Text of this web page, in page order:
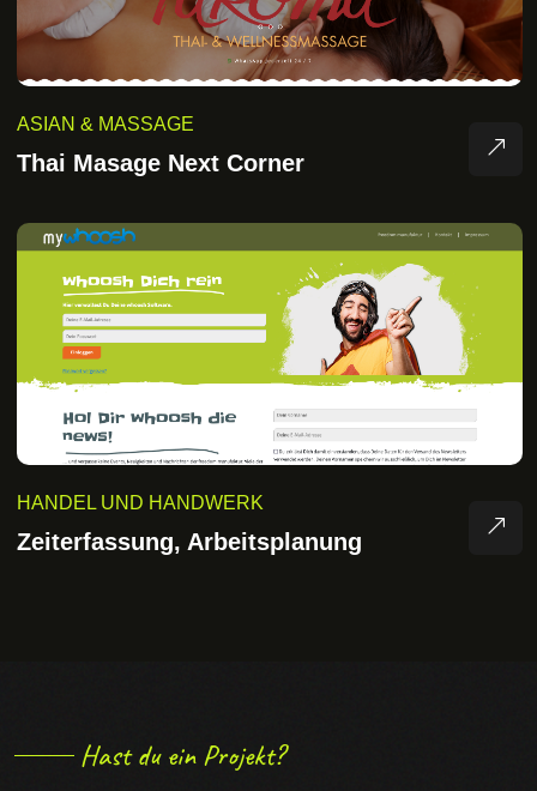
ASIAN & MASSAGE
Thai Masage Next Corner
HANDEL UND HANDWERK
Zeiterfassung, Arbeitsplanung
Hast du ein Projekt?